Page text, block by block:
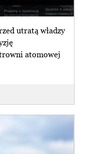
utratą władzy
atomowej